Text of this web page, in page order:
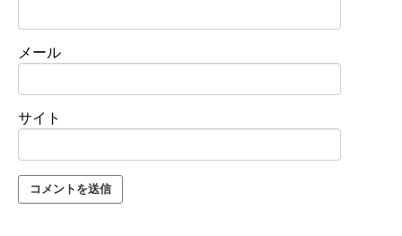
メール
サイト